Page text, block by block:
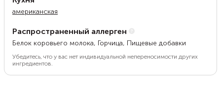
американская
Распространенный аллерген
Белок коровьего молока, Горчица, Пищевые добавки
Убедитесь, что у вас нет индивидуальной непереносимости других
ингредиентов.